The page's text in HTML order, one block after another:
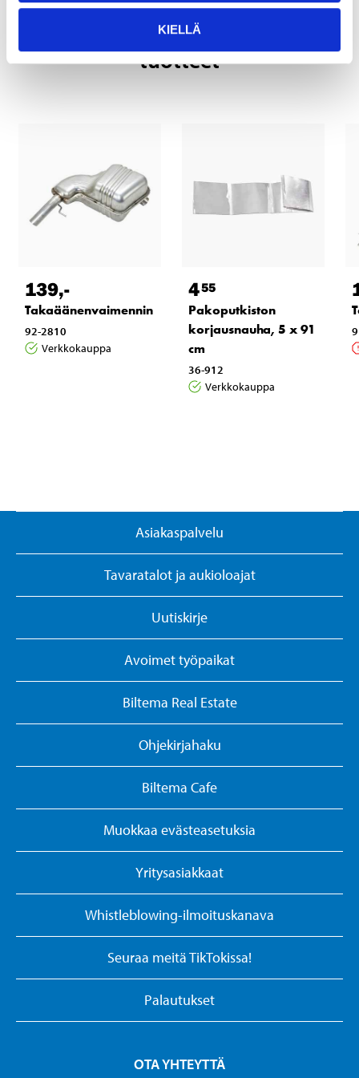
KIELLÄ
Tähän tuotteeseen liittyvät
tuotteet
139,-
Takaäänenvaimennin
92-2810
Verkkokauppa
455
Pakoputkiston
korjausnauha, 5 x 91
cm
36-912
Verkkokauppa
Asiakaspalvelu
Tavaratalot ja aukioloajat
Uutiskirje
Avoimet työpaikat
Biltema Real Estate
Ohjekirjahaku
Biltema Cafe
Muokkaa evästeasetuksia
Yritysasiakkaat
Whistleblowing-ilmoituskanava
Seuraa meitä TikTokissa!
Palautukset
OTA YHTEYTTÄ